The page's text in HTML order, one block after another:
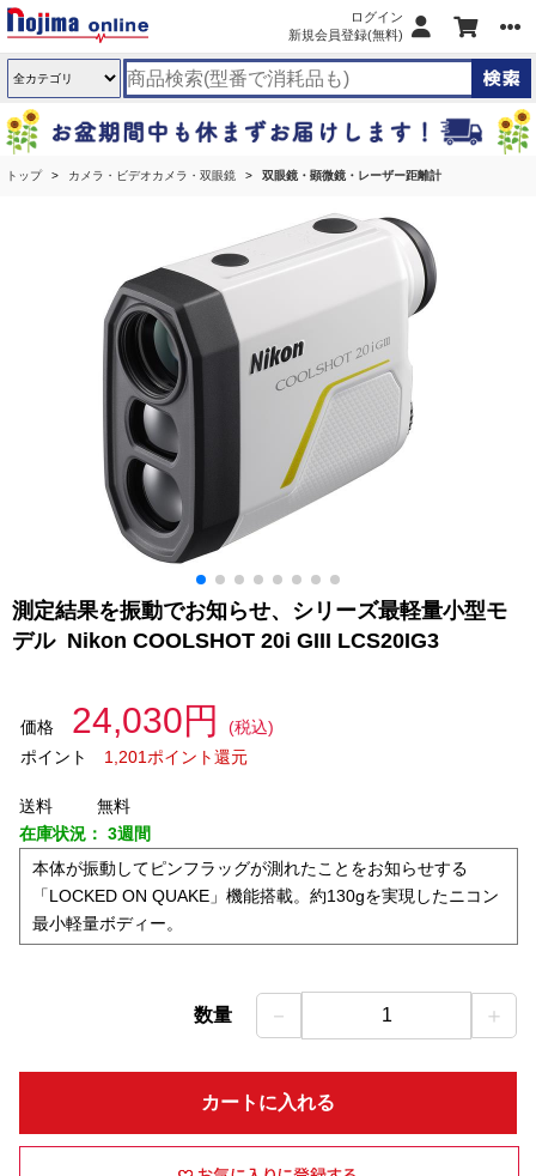
ログイン
新規会員登録(無料)
トップ カメラ・ビデオカメラ・双眼鏡 双眼鏡・顕微鏡・レーザー距離計
測定結果を振動でお知らせ、シリーズ最軽量小型モ
デル Nikon COOLSHOT 20i GIII LCS20IG3
価格 24,030円
(税込)
ポイント
1,201ポイント還元
送料
無料
在庫状況： 3週間
本体が振動してピンフラッグが測れたことをお知らせする
「LOCKED ON QUAKE」機能搭載。約130gを実現したニコン
最小軽量ボディー。
数量 － 1 ＋
カートに入れる